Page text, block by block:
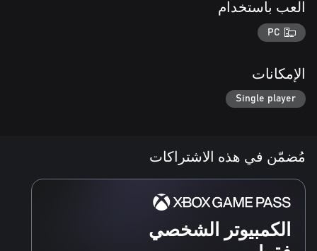
https://eulas.bethesda.net/
باستخدام
PC
Single player
في هذه الاشتراكات
الكمبيوتر الشخصي